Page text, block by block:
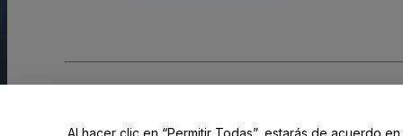
Al hacer clic en “Permitir Todas”, estarás de acuerdo